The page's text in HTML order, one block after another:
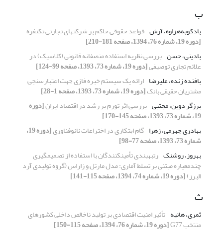
ب
بادکوبه‌هزاوه، آرش قواعد حقوقی حاکم بر شرکتهای تجارتی تکنفره
[دوره 19، شماره 76، 1394، صفحه 181-210]
بادینی، حسن بررسی نظریه استفاده منصفانه قانونی (کلاسیک) در
علائم تجاری توصیفی[دوره 19، شماره 73، 1393، صفحه 99-124]
بافنده زنده، علیرضا ارائه یک سیستم خبره فازی جهت اعتبارسنجی
مشتریان حقیقی بانک[دوره 19، شماره 73، 1393، صفحه 1-28]
برزگر دوین، مجتبی بررسی اثر تورم بر رشد در اقتصاد ایران[دوره
19، شماره 73، 1393، صفحه 145-170]
بهادری جهرمی، زهرا گام ابتکاری در اختراعات نانوفناوری [دوره 19،
شماره 73، 1393، صفحه 77-98]
بهروز، روشنک رتبهبندی تأمینکنندگان با استفاده از تصمیمگیری
چندمعیاره مبتنی بر تسلط آماری: مدل مارتل و زاراس (گروه تولیدی آرد
البرز)[دوره 19، شماره 74، 1394، صفحه 115-141]
ث
ثمری، هانیه تأثیر امنیت اقتصادی بر تولید ناخالص داخلی کشورهای
منتخب G77 [دوره 19، شماره 76، 1394، صفحه 115-150]